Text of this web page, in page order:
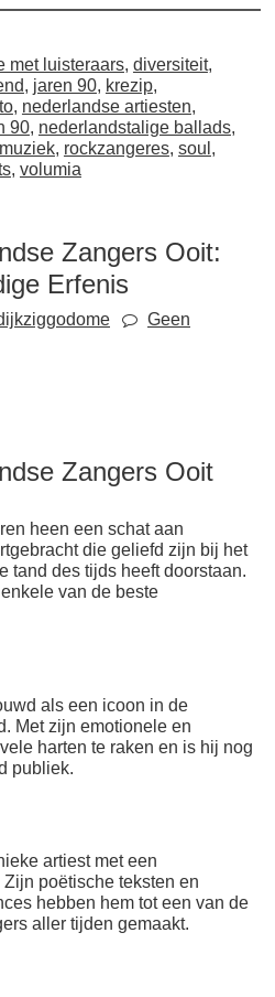
met luisteraars, diversiteit,
, jaren 90, krezip,
, nederlandse artiesten,
90, nederlandstalige ballads,
, rockzangeres, soul ,
, volumia
Zangers Ooit:
Erfenis
Geen
Zangers Ooit
heen een schat aan
die geliefd zijn bij het
tand des tijds heeft doorstaan.
van de beste
als een icoon in de
Met zijn emotionele en
harten te raken en is hij nog
publiek.
artiest met een
poëtische teksten en
hebben hem tot een van de
aller tijden gemaakt.